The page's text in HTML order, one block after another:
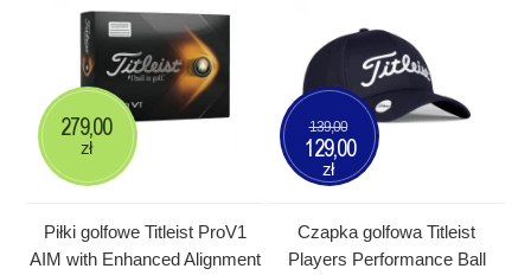
Piłki golfowe Titleist ProV1
AIM with Enhanced Alignment
279,00
zł
Czapka golfowa Titleist
Players Performance Ball
139,00
129,00
zł